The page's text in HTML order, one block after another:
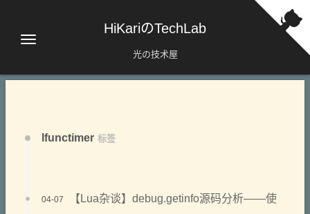
HiKariのTechLab
光の技术屋
lfunctimer 标签
【Lua杂谈】debug.getinfo源码分析——使
04-07